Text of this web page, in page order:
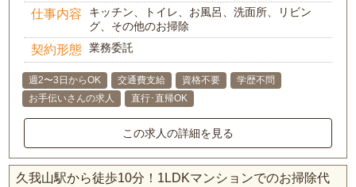
仕事内容
キッチン、トイレ、お風呂、洗面所、リビン
グ、その他のお掃除
契約形態 業務委託
週2〜3日からOK 交通費支給 資格不要
学歴不問
お手伝いさんの求人
直行･直帰OK
この求人の詳細を見る
久我山駅から徒歩10分！1LDKマンションでのお掃除代